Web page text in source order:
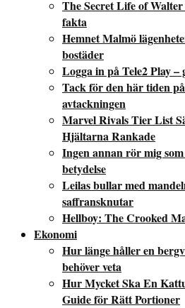
The Secret Life of
fakta
Hemnet Malmö
bostäder
Logga in på Tele2 Play –
Tack för den här tiden
avtackningen
Marvel Rivals Tier List
Hjältarna Rankade
Ingen annan rör mig
betydelse
Leilas bullar med
saffransknutar
Hellboy: The Crooked
Ekonomi
Hur länge håller en
behöver veta
Hur Mycket Ska En
Guide för Rätt Portioner